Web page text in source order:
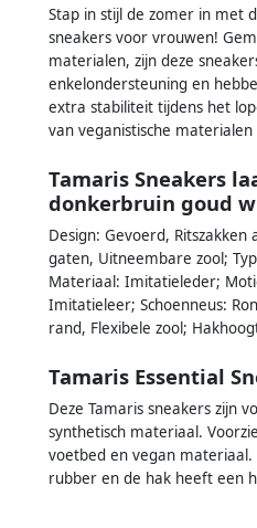
Stap in stijl de zomer in met
sneakers voor vrouwen!
materialen, zijn deze
enkelondersteuning en
extra stabiliteit tijdens het
van veganistische
Tamaris Sneakers
donkerbruin goud
Design: Gevoerd,
gaten, Uitneembare zool;
Materiaal: Imitatieleder;
Imitatieleer; Schoenneus:
rand, Flexibele zool;
Tamaris Essential
Deze Tamaris sneakers zijn
synthetisch materiaal.
voetbed en vegan
rubber en de hak heeft een